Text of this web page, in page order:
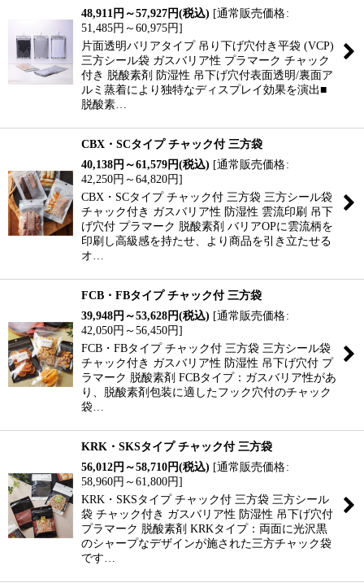
48,911 円 ～57,927円(税込) [通常販売価格:
51,485円 ～60,975円]
片面透明バリアタイプ 吊り下げ穴付き平袋 (VCP)
三方シール袋 ガスバリア性 プラマーク チャック
付き 脱酸素剤 防湿性 吊下げ穴付表面透明/裏面ア
ルミ蒸着により独特なディスプレイ効果を演出■
脱酸素…
CBX・SCタイプ チャック付 三方袋
40,138円 ～61,579円(税込) [通常販売価格:
42,250円 ～64,820円]
CBX・SCタイプ チャック付 三方袋 三方シール袋
チャック付き ガスバリア性 防湿性 雲流印刷 吊下
げ穴付 プラマーク 脱酸素剤 バリアOPに雲流柄を
印刷し高級感を持たせ、より商品を引き立たせる
オ…
FCB・FBタイプ チャック付 三方袋
39,948円 ～53,628円(税込) [通常販売価格:
42,050円 ～56,450円]
FCB・FBタイプ チャック付 三方袋 三方シール袋
チャック付き ガスバリア性 防湿性 吊下げ穴付 プ
ラマーク 脱酸素剤 FCBタイプ：ガスバリア性があ
り、脱酸素剤包装に適したフック穴付のチャック
袋…
KRK・SKSタイプ チャック付 三方袋
56,012円 ～58,710円(税込) [通常販売価格:
58,960円 ～61,800円]
KRK・SKSタイプ チャック付 三方袋 三方シール
袋 チャック付き ガスバリア性 防湿性 吊下げ穴付
プラマーク 脱酸素剤 KRKタイプ：両面に光沢黒
のシャープなデザインが施された三方チャック袋
です…